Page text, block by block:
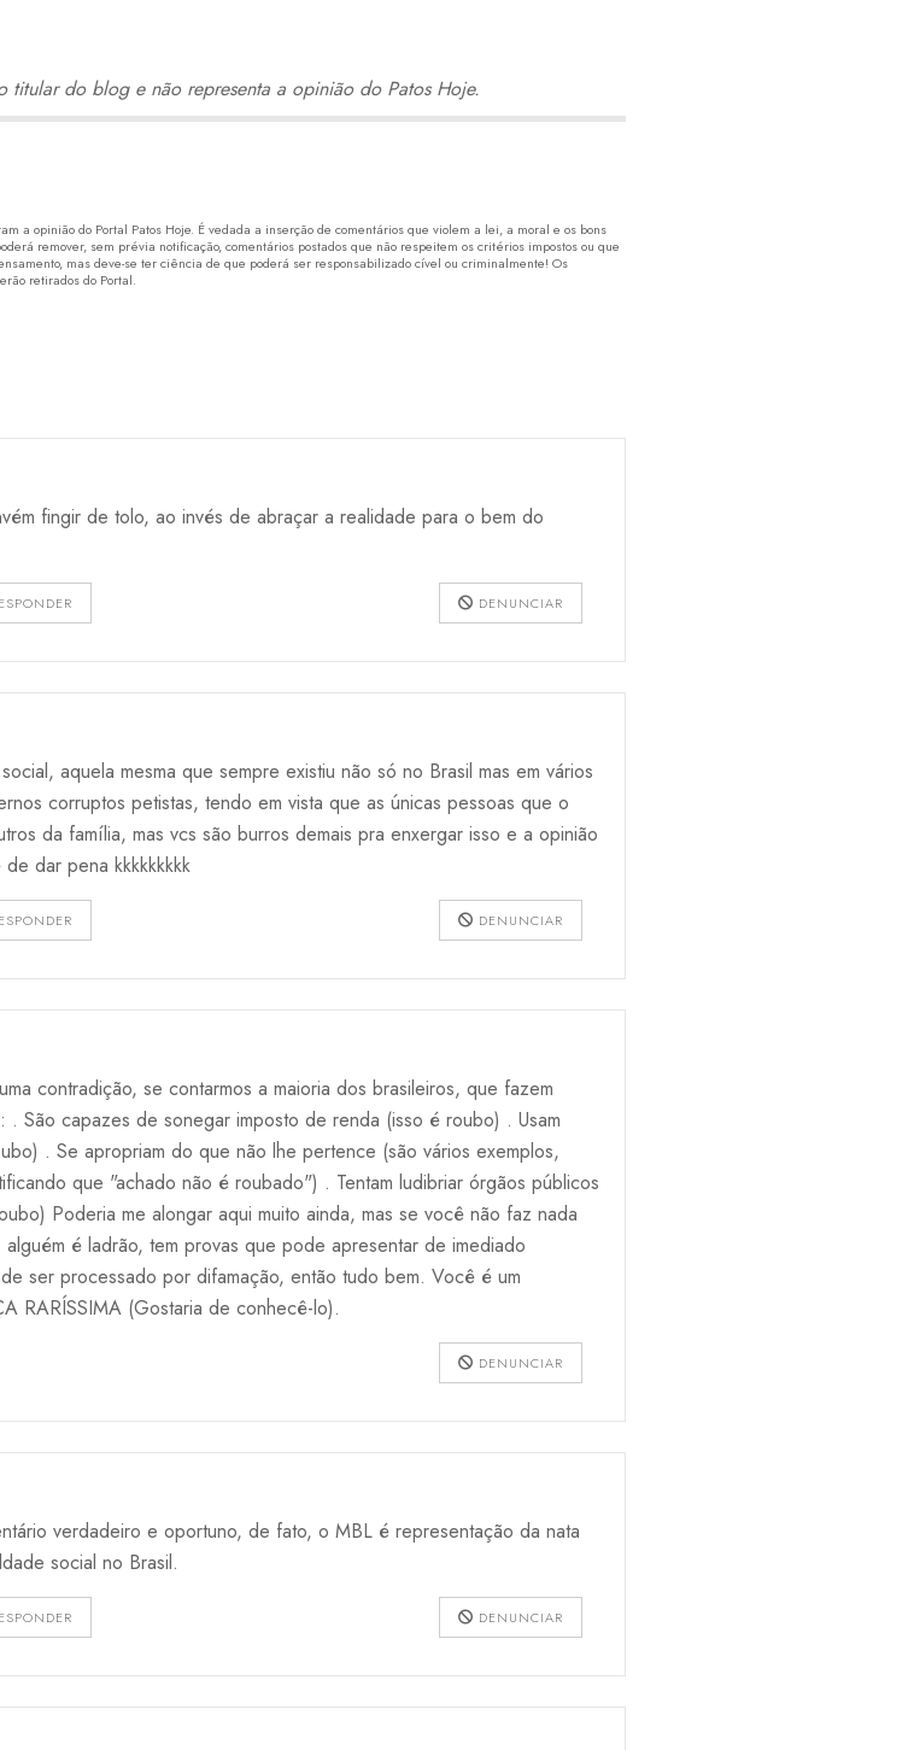
titular do blog e não representa a opinião do Patos Hoje.
a opinião do Portal Patos Hoje. É vedada a inserção de comentários que violem a lei, a moral e os bons
remover, sem prévia notificação, comentários postados que não respeitem os critérios impostos ou que
mas deve-se ter ciência de que poderá ser responsabilizado cível ou criminalmente! Os
retirados do Portal.
fingir de tolo, ao invés de abraçar a realidade para o bem do
DENUNCIAR
aquela mesma que sempre existiu não só no Brasil mas em vários
corruptos petistas, tendo em vista que as únicas pessoas que o
da família, mas vcs são burros demais pra enxergar isso e a opinião
dar pena kkkkkkkkk
DENUNCIAR
contradição, se contarmos a maioria dos brasileiros, que fazem
. São capazes de sonegar imposto de renda (isso é roubo) . Usam
. Se apropriam do que não lhe pertence (são vários exemplos,
que "achado não é roubado") . Tentam ludibriar órgãos públicos
Poderia me alongar aqui muito ainda, mas se você não faz nada
é ladrão, tem provas que pode apresentar de imediado
ser processado por difamação, então tudo bem. Você é um
RARÍSSIMA (Gostaria de conhecê-lo).
DENUNCIAR
verdadeiro e oportuno, de fato, o MBL é representação da nata
social no Brasil.
DENUNCIAR